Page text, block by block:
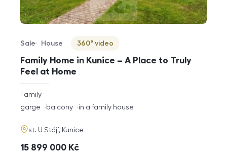
Family Home in Kunice – A Place to Truly
Feel at Home
Offer type
Sale
Property type
House
Virtuální prohlídka
360° video
rozměry
disposition
Family
funkce
garge balcony in a family house
adresa
st. U Stájí, Kunice
cena
15 899 000 Kč